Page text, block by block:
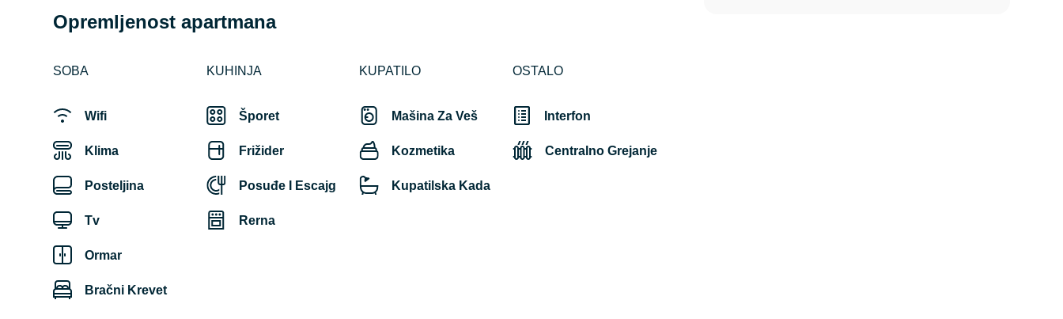
Opremljenost apartmana
SOBA
Wifi
Klima
Posteljina
Tv
Ormar
Bračni Krevet
KUHINJA
Šporet
Frižider
Posuđe I Escajg
Rerna
KUPATILO
Mašina Za Veš
Kozmetika
Kupatilska Kada
OSTALO
Interfon
Centralno Grejanje